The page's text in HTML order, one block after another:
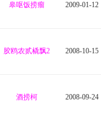
皋呕饭捞瘤 2009-01-12
胶鸥农贰橇飘2 2008-10-15
酒捞柯 2008-09-24